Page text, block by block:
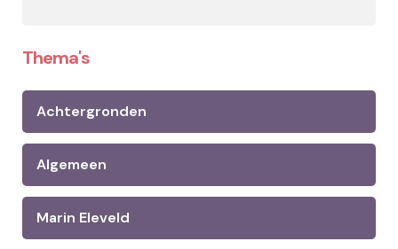
Thema's
Achtergronden
Algemeen
Marin Eleveld